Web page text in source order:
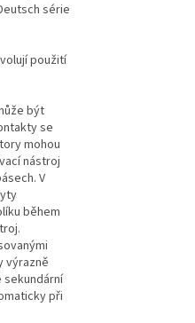
série
použití
být
se
mohou
nástroj
V
během
výrazně
sekundární
při